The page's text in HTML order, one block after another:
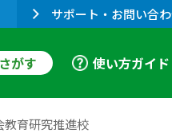
サポート・お問い合
がす 使い方ガイド
教育研究推進校